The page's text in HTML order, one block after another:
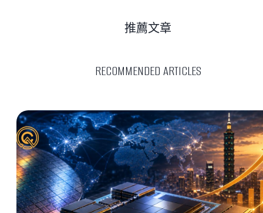
RECOMMENDED ARTICLES
推薦文章